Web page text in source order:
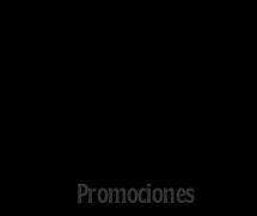
Promociones